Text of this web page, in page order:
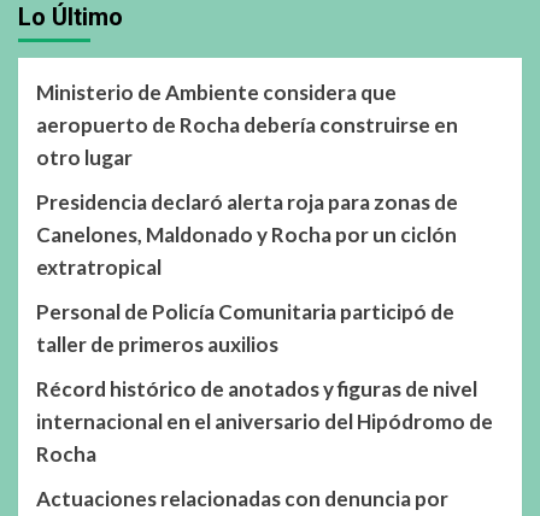
Lo Último
Ministerio de Ambiente considera que
aeropuerto de Rocha debería construirse en
otro lugar
Presidencia declaró alerta roja para zonas de
Canelones, Maldonado y Rocha por un ciclón
extratropical
Personal de Policía Comunitaria participó de
taller de primeros auxilios
Récord histórico de anotados y figuras de nivel
internacional en el aniversario del Hipódromo de
Rocha
Actuaciones relacionadas con denuncia por